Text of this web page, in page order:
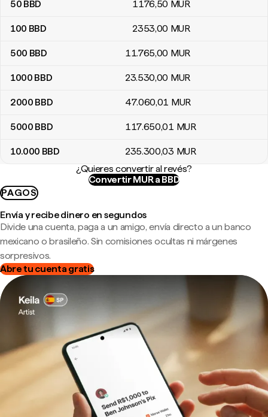
50 BBD 1176,50 MUR
100 BBD 2353,00 MUR
500 BBD 11.765,00 MUR
1000 BBD 23.530,00 MUR
2000 BBD 47.060,01 MUR
5000 BBD 117.650,01 MUR
10.000 BBD 235.300,03 MUR
¿Quieres convertir al revés?
Convertir MUR a BBD
PAGOS
Envía y recibe dinero en segundos
Divide una cuenta, paga a un amigo, envía directo a un banco
mexicano o brasileño. Sin comisiones ocultas ni márgenes
sorpresivos.
Abre tu cuenta gratis